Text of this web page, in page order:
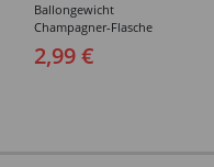
Ballongewicht
Champagner-Flasche
2,99 €